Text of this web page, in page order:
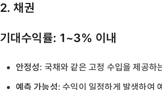
2. 채권
기대수익률: 1~3% 이내
안정성: 국채와 같은 고정 수입을 제공하
예측 가능성: 수익이 일정하게 발생하여